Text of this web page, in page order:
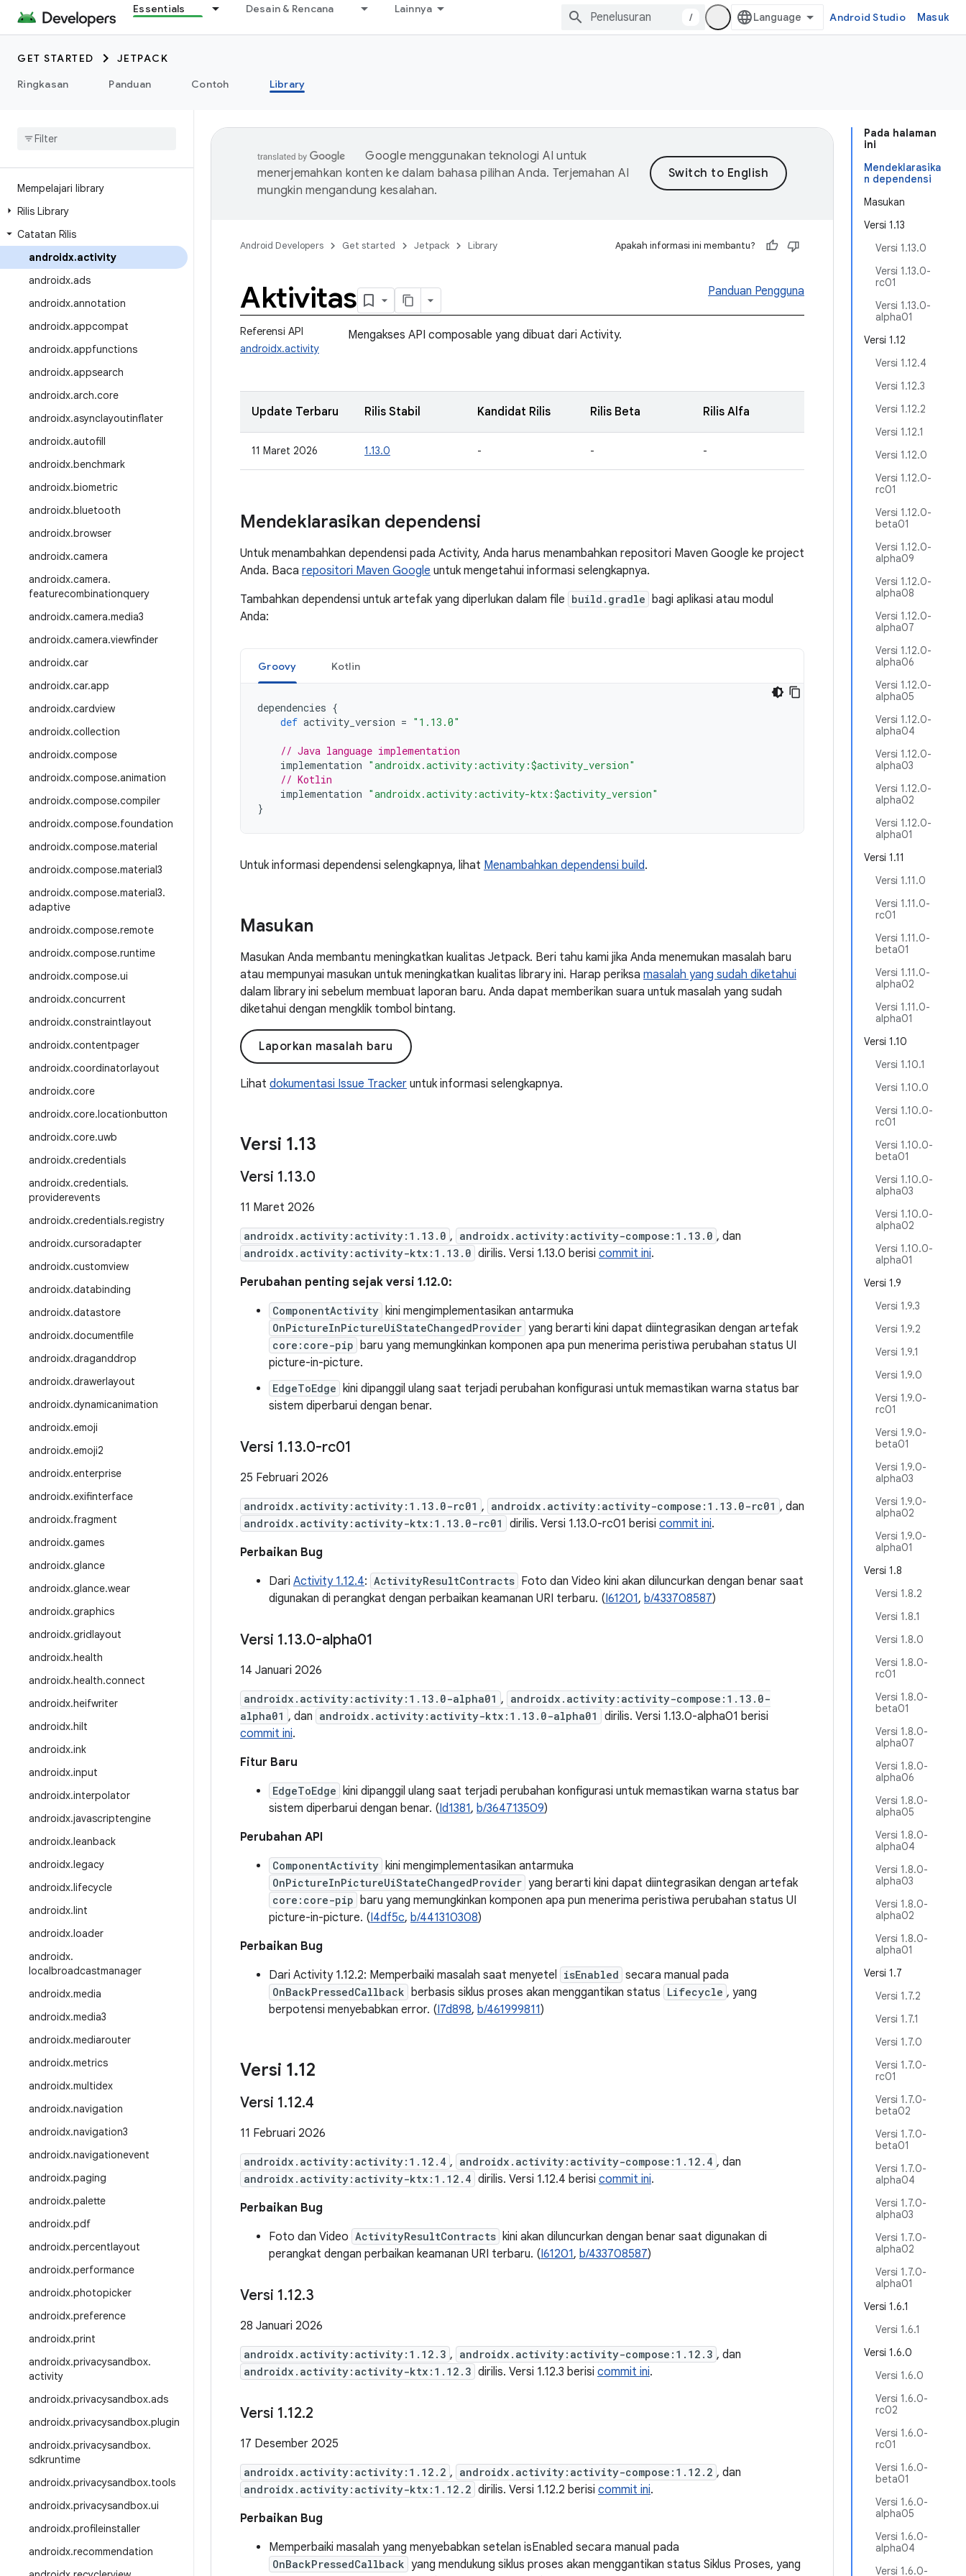
Essentials Desain & Rencana Lainnya
/ Android Studio Masuk
GET STARTED
JETPACK
Ringkasan
Panduan Contoh Library
Mempelajari library
Rilis Library
Catatan Rilis
androidx.activity
androidx.ads
androidx.annotation
androidx.appcompat
androidx.appfunctions
androidx.appsearch
androidx.arch.core
androidx.asynclayoutinflater
androidx.autofill
androidx.benchmark
androidx.biometric
androidx.bluetooth
androidx.browser
androidx.camera
androidx.camera.
featurecombinationquery
androidx.camera.media3
androidx.camera.viewfinder
androidx.car
androidx.car.app
androidx.cardview
androidx.collection
androidx.compose
androidx.compose.animation
androidx.compose.compiler
androidx.compose.foundation
androidx.compose.material
androidx.compose.material3
androidx.compose.material3.
adaptive
androidx.compose.remote
androidx.compose.runtime
androidx.compose.ui
androidx.concurrent
androidx.constraintlayout
androidx.contentpager
androidx.coordinatorlayout
androidx.core
androidx.core.locationbutton
androidx.core.uwb
androidx.credentials
androidx.credentials.
providerevents
androidx.credentials.registry
androidx.cursoradapter
androidx.customview
androidx.databinding
androidx.datastore
androidx.documentfile
androidx.draganddrop
androidx.drawerlayout
androidx.dynamicanimation
androidx.emoji
androidx.emoji2
androidx.enterprise
androidx.exifinterface
androidx.fragment
androidx.games
androidx.glance
androidx.glance.wear
androidx.graphics
androidx.gridlayout
androidx.health
androidx.health.connect
androidx.heifwriter
androidx.hilt
androidx.ink
androidx.input
androidx.interpolator
androidx.javascriptengine
androidx.leanback
androidx.legacy
androidx.lifecycle
androidx.lint
androidx.loader
androidx.
localbroadcastmanager
androidx.media
androidx.media3
androidx.mediarouter
androidx.metrics
androidx.multidex
androidx.navigation
androidx.navigation3
androidx.navigationevent
androidx.paging
androidx.palette
androidx.pdf
androidx.percentlayout
androidx.performance
androidx.photopicker
androidx.preference
androidx.print
androidx.privacysandbox.
activity
androidx.privacysandbox.ads
androidx.privacysandbox.plugin
androidx.privacysandbox.
sdkruntime
androidx.privacysandbox.tools
androidx.privacysandbox.ui
androidx.profileinstaller
androidx.recommendation
Pada halaman
ini
Mendeklarasika
n dependensi
Masukan
Versi 1.13
Versi 1.13.0
Versi 1.13.0-
rc01
Versi 1.13.0-
alpha01
Versi 1.12
Versi 1.12.4
Versi 1.12.3
Versi 1.12.2
Versi 1.12.1
Versi 1.12.0
Versi 1.12.0-
rc01
Versi 1.12.0-
beta01
Versi 1.12.0-
alpha09
Versi 1.12.0-
alpha08
Versi 1.12.0-
alpha07
Versi 1.12.0-
alpha06
Versi 1.12.0-
alpha05
Versi 1.12.0-
alpha04
Versi 1.12.0-
alpha03
Versi 1.12.0-
alpha02
Versi 1.12.0-
alpha01
Versi 1.11
Versi 1.11.0
Versi 1.11.0-
rc01
Versi 1.11.0-
beta01
Versi 1.11.0-
alpha02
Versi 1.11.0-
alpha01
Versi 1.10
Versi 1.10.1
Versi 1.10.0
Versi 1.10.0-
rc01
Versi 1.10.0-
beta01
Versi 1.10.0-
alpha03
Versi 1.10.0-
alpha02
Versi 1.10.0-
alpha01
Versi 1.9
Versi 1.9.3
Versi 1.9.2
Versi 1.9.1
Versi 1.9.0
Versi 1.9.0-
rc01
Versi 1.9.0-
beta01
Versi 1.9.0-
alpha03
Versi 1.9.0-
alpha02
Versi 1.9.0-
alpha01
Versi 1.8
Versi 1.8.2
Versi 1.8.1
Versi 1.8.0
Versi 1.8.0-
rc01
Versi 1.8.0-
beta01
Versi 1.8.0-
alpha07
Versi 1.8.0-
alpha06
Versi 1.8.0-
alpha05
Versi 1.8.0-
alpha04
Versi 1.8.0-
alpha03
Versi 1.8.0-
alpha02
Versi 1.8.0-
alpha01
Versi 1.7
Versi 1.7.2
Versi 1.7.1
Versi 1.7.0
Versi 1.7.0-
rc01
Versi 1.7.0-
beta02
Versi 1.7.0-
beta01
Versi 1.7.0-
alpha04
Versi 1.7.0-
alpha03
Versi 1.7.0-
alpha02
Versi 1.7.0-
alpha01
Versi 1.6.1
Versi 1.6.1
Versi 1.6.0
Versi 1.6.0
Versi 1.6.0-
rc02
Versi 1.6.0-
rc01
Versi 1.6.0-
beta01
Versi 1.6.0-
alpha05
Versi 1.6.0-
alpha04
Versi 1.6.0-
Google menggunakan teknologi AI untuk
menerjemahkan konten ke dalam bahasa pilihan Anda. Terjemahan AI
mungkin mengandung kesalahan.
Android Developers Get started Jetpack Library Apakah informasi ini membantu?
Aktivitas Panduan Pengguna
Referensi API
androidx.activity
Mengakses API composable yang dibuat dari Activity.
Update Terbaru Rilis Stabil Kandidat Rilis Rilis Beta Rilis Alfa
11 Maret 2026 1.13.0 - - -
Mendeklarasikan dependensi
Untuk menambahkan dependensi pada Activity, Anda harus menambahkan repositori Maven Google ke project
Anda. Baca repositori Maven Google untuk mengetahui informasi selengkapnya.
Tambahkan dependensi untuk artefak yang diperlukan dalam file build.gradle bagi aplikasi atau modul
Anda:
Groovy Kotlin
dependencies {
def activity_version = "1.13.0"
// Java language implementation
implementation "androidx.activity:activity:$activity_version"
// Kotlin
implementation "androidx.activity:activity-ktx:$activity_version"
}
Untuk informasi dependensi selengkapnya, lihat Menambahkan dependensi build.
Masukan
Masukan Anda membantu meningkatkan kualitas Jetpack. Beri tahu kami jika Anda menemukan masalah baru
atau mempunyai masukan untuk meningkatkan kualitas library ini. Harap periksa masalah yang sudah diketahui
dalam library ini sebelum membuat laporan baru. Anda dapat memberikan suara untuk masalah yang sudah
diketahui dengan mengklik tombol bintang.
Laporkan masalah baru
Lihat dokumentasi Issue Tracker untuk informasi selengkapnya.
Versi 1.13
Versi 1.13.0
11 Maret 2026
androidx.activity:activity:1.13.0 , androidx.activity:activity-compose:1.13.0 , dan
androidx.activity:activity-ktx:1.13.0 dirilis. Versi 1.13.0 berisi commit ini.
Perubahan penting sejak versi 1.12.0:
ComponentActivity kini mengimplementasikan antarmuka
OnPictureInPictureUiStateChangedProvider yang berarti kini dapat diintegrasikan dengan artefak
core:core-pip baru yang memungkinkan komponen apa pun menerima peristiwa perubahan status UI
picture-in-picture.
EdgeToEdge kini dipanggil ulang saat terjadi perubahan konfigurasi untuk memastikan warna status bar
sistem diperbarui dengan benar.
Versi 1.13.0-rc01
25 Februari 2026
androidx.activity:activity:1.13.0-rc01 , androidx.activity:activity-compose:1.13.0-rc01 , dan
androidx.activity:activity-ktx:1.13.0-rc01 dirilis. Versi 1.13.0-rc01 berisi commit ini.
Perbaikan Bug
Dari Activity 1.12.4: ActivityResultContracts Foto dan Video kini akan diluncurkan dengan benar saat
digunakan di perangkat dengan perbaikan keamanan URI terbaru. (I61201, b/433708587)
Versi 1.13.0-alpha01
14 Januari 2026
androidx.activity:activity:1.13.0-alpha01 , androidx.activity:activity-compose:1.13.0-
alpha01 , dan androidx.activity:activity-ktx:1.13.0-alpha01
dirilis. Versi 1.13.0-alpha01 berisi
commit ini.
Fitur Baru
EdgeToEdge kini dipanggil ulang saat terjadi perubahan konfigurasi untuk memastikan warna status bar
sistem diperbarui dengan benar. (Id1381, b/364713509)
Perubahan API
ComponentActivity kini mengimplementasikan antarmuka
OnPictureInPictureUiStateChangedProvider yang berarti kini dapat diintegrasikan dengan artefak
core:core-pip baru yang memungkinkan komponen apa pun menerima peristiwa perubahan status UI
picture-in-picture. (I4df5c, b/441310308)
Perbaikan Bug
Dari Activity 1.12.2: Memperbaiki masalah saat menyetel isEnabled secara manual pada
OnBackPressedCallback berbasis siklus proses akan menggantikan status Lifecycle , yang
berpotensi menyebabkan error. (I7d898, b/461999811)
Versi 1.12
Versi 1.12.4
11 Februari 2026
androidx.activity:activity:1.12.4 , androidx.activity:activity-compose:1.12.4 , dan
androidx.activity:activity-ktx:1.12.4 dirilis. Versi 1.12.4 berisi commit ini.
Perbaikan Bug
Foto dan Video ActivityResultContracts kini akan diluncurkan dengan benar saat digunakan di
perangkat dengan perbaikan keamanan URI terbaru. (I61201, b/433708587)
Versi 1.12.3
28 Januari 2026
androidx.activity:activity:1.12.3 , androidx.activity:activity-compose:1.12.3 , dan
androidx.activity:activity-ktx:1.12.3 dirilis. Versi 1.12.3 berisi commit ini.
Versi 1.12.2
17 Desember 2025
androidx.activity:activity:1.12.2 , androidx.activity:activity-compose:1.12.2 , dan
androidx.activity:activity-ktx:1.12.2 dirilis. Versi 1.12.2 berisi commit ini.
Perbaikan Bug
Memperbaiki masalah yang menyebabkan setelan isEnabled secara manual pada
OnBackPressedCallback yang mendukung siklus proses akan menggantikan status Siklus Proses, yang